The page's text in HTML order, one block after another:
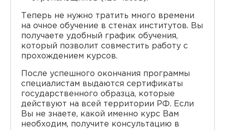
Теперь не нужно тратить много времени
на очное обучение в стенах институтов. Вы
получаете удобный график обучения,
который позволит совместить работу с
прохождением курсов.
После успешного окончания программы
специалистам выдаются сертификаты
государственного образца, которые
действуют на всей территории РФ. Если
Вы не знаете, какой именно курс Вам
необходим, получите консультацию в